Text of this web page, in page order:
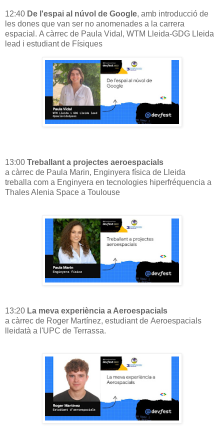
12:40 De l'espai al núvol de Google, amb introducció de
les dones que van ser no anomenades a la carrera
espacial. A càrrec de Paula Vidal, WTM Lleida-GDG Lleida
lead i estudiant de Físiques
13:00 Treballant a projectes aeroespacials
a càrrec de Paula Marin, Enginyera física de Lleida
treballa com a Enginyera en tecnologies hiperfréquencia a
Thales Alenia Space a Toulouse
13:20 La meva experiència a Aeroespacials
a càrrec de Roger Martínez, estudiant de Aeroespacials
lleidatà a l'UPC de Terrassa.